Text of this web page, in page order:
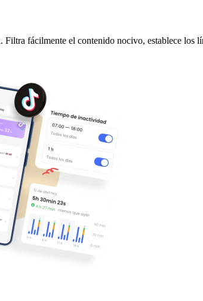
fácilmente el contenido nocivo, establece los